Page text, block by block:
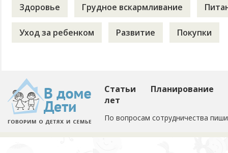
Здоровье Грудное вскармливание
Уход за ребенком Развитие Покупки
Статьи
Планирование
лет
По вопросам сотрудничества